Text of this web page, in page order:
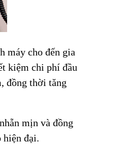
máy cho đến gia
kiệm chi phí đầu
đồng thời tăng
mịn và đồng
hiện đại.